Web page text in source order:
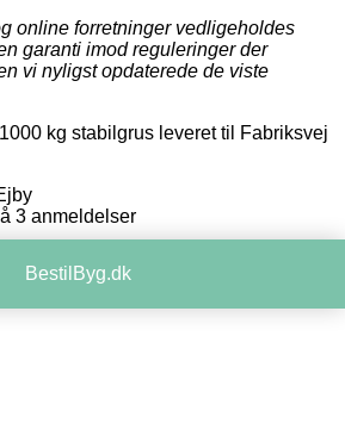
online forretninger vedligeholdes
garanti imod reguleringer der
vi nyligst opdaterede de viste
kg stabilgrus leveret til Fabriksvej
3 anmeldelser
BestilByg.dk